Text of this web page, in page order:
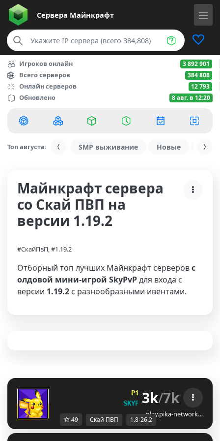
Сервера Майнкрафт
Игроков онлайн 3 892 901
Всего серверов 384 808
Онлайн серверов 12 793
Обновлено 8 авг. в 12:20
Топ августа: SMP выживание Новые С
Майнкрафт сервера
со Скай ПВП на
версии 1.19.2
#СкайПвП, #1.19.2
Отборный топ лучших Майнкрафт серверовс
олдовой мини-игрой SkyPvPдля входа с
версии 1.19.2 с разнообразными ивентами.
PikaNetwork
SKYPVP RESET!
3k/7k
play.pika-network…
49 Скай ПВП 1.8-26.2